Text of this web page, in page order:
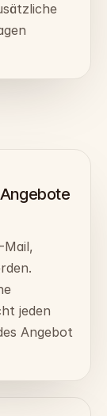
Mail,
jeden
Angebot